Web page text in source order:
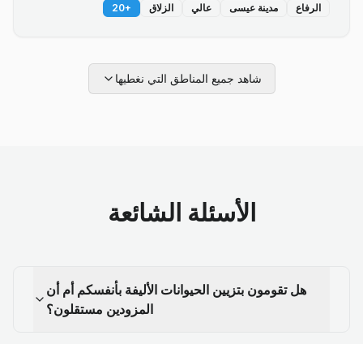
الرفاع مدينة عيسى عالي الزلاق +
20
شاهد جميع المناطق التي نغطيها
الأسئلة الشائعة
هل تقومون بتزيين الحيوانات الأليفة بأنفسكم أم أن
المزودين مستقلون؟